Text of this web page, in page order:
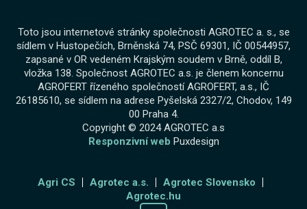
Toto jsou internetové stránky společnosti AGROTEC a. s., se
sídlem v Hustopečích, Brněnská 74, PSČ 69301, IČ 00544957,
zapsané v OR vedeném Krajským soudem v Brně, oddíl B,
vložka 138. Společnost AGROTEC a.s. je členem koncernu
AGROFERT řízeného společností AGROFERT, a.s., IČ
26185610, se sídlem na adrese Pyšelská 2327/2, Chodov, 149
00 Praha 4.
Copyright © 2024 AGROTEC a.s
Responzivní web Puxdesign
Agri CS Agrotec a.s.
Agrotec Slovensko
Agrotec.hu